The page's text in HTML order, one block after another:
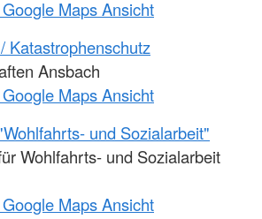
Maps Ansicht
Katastrophenschutz
Ansbach
Maps Ansicht
und Sozialarbeit"
Wohlfahrts- und Sozialarbeit
Maps Ansicht